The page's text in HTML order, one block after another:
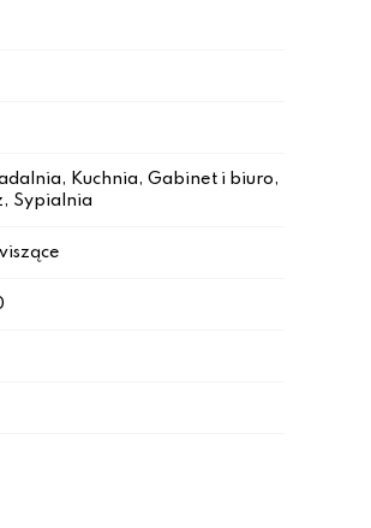
Kuchnia, Gabinet i biuro,
Sypialnia